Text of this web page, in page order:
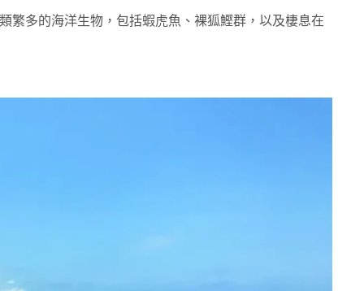
繁多的海洋生物，包括蝦虎魚、裸狐鰹群，以及棲息在